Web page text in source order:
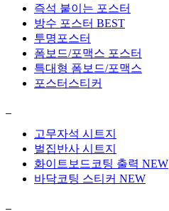
즉석 붙이는 포스터
방수 포스터 BEST
투명포스터
폼보드/포맥스 포스터
특대형 폼보드/포맥스
포스터스티커
고무자석 시트지
벌집반사 시트지
화이트보드코팅 출력 NEW
바닥코팅 스티커 NEW